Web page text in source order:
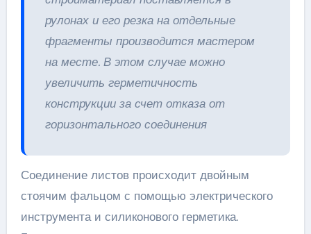
рулонах и его резка на отдельные
фрагменты производится мастером
на месте. В этом случае можно
увеличить герметичность
конструкции за счет отказа от
горизонтального соединения
Соединение листов происходит двойным
стоячим фальцом с помощью электрического
инструмента и силиконового герметика.